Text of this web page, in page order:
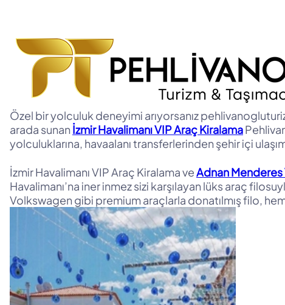
Özel bir yolculuk deneyimi arıyorsanız
arada sunan İzmir Havalimanı VIP Araç Kiralama
yolculuklarına, havaalanı transferlerinden şehir içi
İzmir Havalimanı VIP Araç Kiralama veAdnan Menderes
Havalimanı’na iner inmez sizi karşılayan lüks araç
Volkswagen gibi premium araçlarla donatılmış filo,